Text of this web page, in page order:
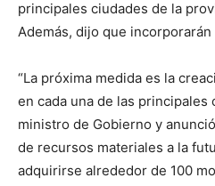
principales ciudades de la
Además, dijo que incorporarán
“La próxima medida es la
en cada una de las principales
ministro de Gobierno y
de recursos materiales a la
adquirirse alrededor de 100